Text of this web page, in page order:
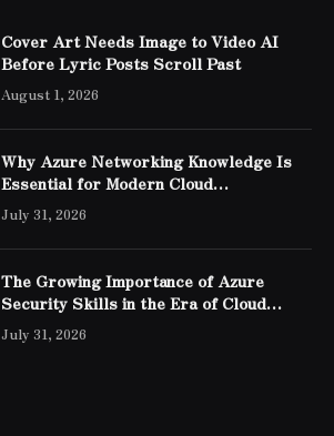
Cover Art Needs Image to Video AI
Before Lyric Posts Scroll Past
August 1, 2026
Why Azure Networking Knowledge Is
Essential for Modern Cloud
Professionals
July 31, 2026
The Growing Importance of Azure
Security Skills in the Era of Cloud
Computing
July 31, 2026